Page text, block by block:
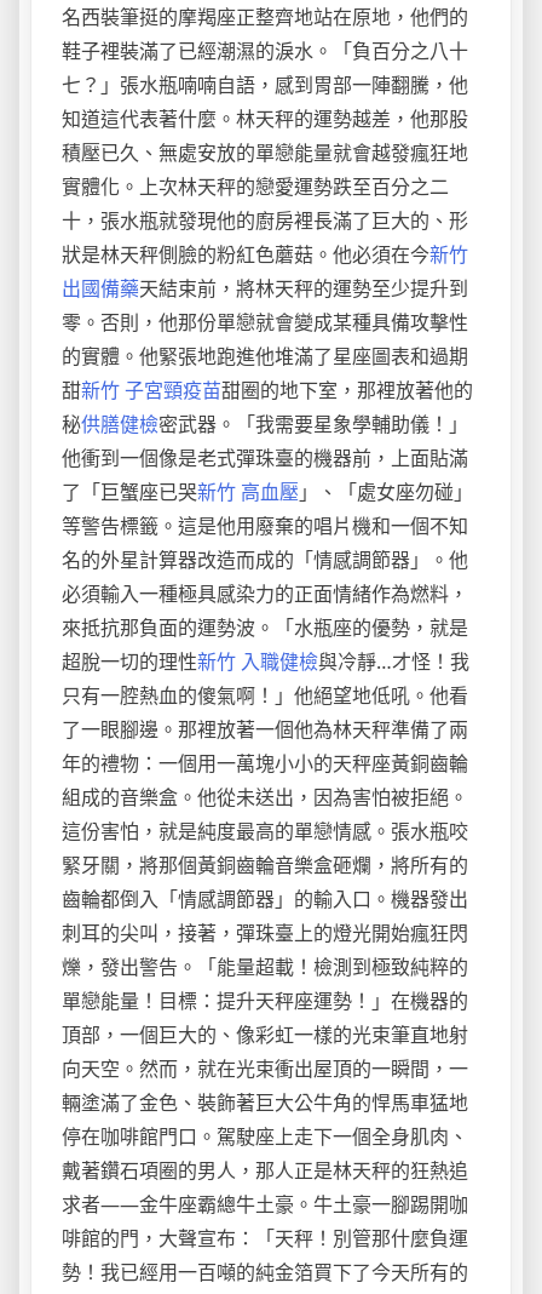
名西裝筆挺的摩羯座正整齊地站在原地，他們的
鞋子裡裝滿了已經潮濕的淚水。「負百分之八十
七？」張水瓶喃喃自語，感到胃部一陣翻騰，他
知道這代表著什麼。林天秤的運勢越差，他那股
積壓已久、無處安放的單戀能量就會越發瘋狂地
實體化。上次林天秤的戀愛運勢跌至百分之二
十，張水瓶就發現他的廚房裡長滿了巨大的、形
狀是林天秤側臉的粉紅色蘑菇。他必須在今新竹
出國備藥天結束前，將林天秤的運勢至少提升到
零。否則，他那份單戀就會變成某種具備攻擊性
的實體。他緊張地跑進他堆滿了星座圖表和過期
甜新竹 子宮頸疫苗甜圈的地下室，那裡放著他的
秘供膳健檢密武器。「我需要星象學輔助儀！」
他衝到一個像是老式彈珠臺的機器前，上面貼滿
了「巨蟹座已哭新竹 高血壓 」、「處女座勿碰」
等警告標籤。這是他用廢棄的唱片機和一個不知
名的外星計算器改造而成的「情感調節器」。他
必須輸入一種極具感染力的正面情緒作為燃料，
來抵抗那負面的運勢波。「水瓶座的優勢，就是
超脫一切的理性新竹 入職健檢與冷靜…才怪！我
只有一腔熱血的傻氣啊！」他絕望地低吼。他看
了一眼腳邊。那裡放著一個他為林天秤準備了兩
年的禮物：一個用一萬塊小小的天秤座黃銅齒輪
組成的音樂盒。他從未送出，因為害怕被拒絕。
這份害怕，就是純度最高的單戀情感。張水瓶咬
緊牙關，將那個黃銅齒輪音樂盒砸爛，將所有的
齒輪都倒入「情感調節器」的輸入口。機器發出
刺耳的尖叫，接著，彈珠臺上的燈光開始瘋狂閃
爍，發出警告。「能量超載！檢測到極致純粹的
單戀能量！目標：提升天秤座運勢！」在機器的
頂部，一個巨大的、像彩虹一樣的光束筆直地射
向天空。然而，就在光束衝出屋頂的一瞬間，一
輛塗滿了金色、裝飾著巨大公牛角的悍馬車猛地
停在咖啡館門口。駕駛座上走下一個全身肌肉、
戴著鑽石項圈的男人，那人正是林天秤的狂熱追
求者——金牛座霸總牛土豪。牛土豪一腳踢開咖
啡館的門，大聲宣布：「天秤！別管那什麼負運
勢！我已經用一百噸的純金箔買下了今天所有的